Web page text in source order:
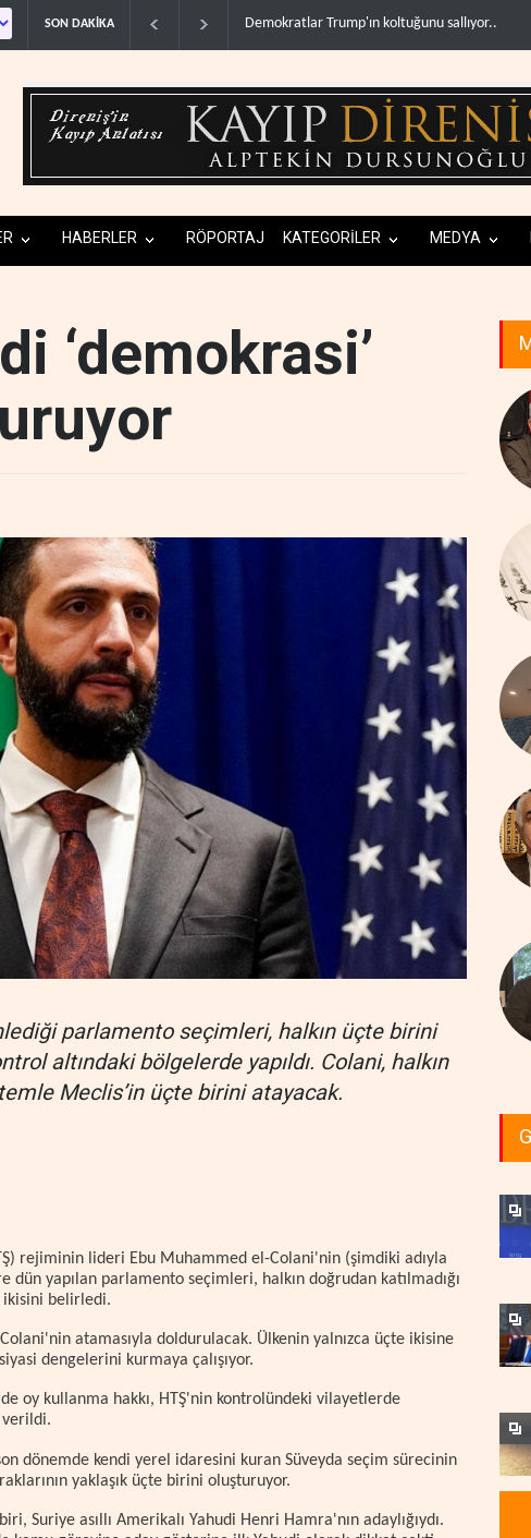
SON DAKİKA
Trump'ın koltuğunu sallıyor.. ABD'deki cephane sıkıntısı Trump ile Hegseth'i
HABERLER RÖPORTAJ KATEGORİLER MEDYA
‘demokrasi’
parlamento seçimleri, halkın üçte birini
altındaki bölgelerde yapıldı. Colani, halkın
Meclis’in üçte birini atayacak.
rejiminin lideri Ebu Muhammed el-Colani'nin (şimdiki adıyla
yapılan parlamento seçimleri, halkın doğrudan katılmadığı
ikisini belirledi.
atamasıyla doldurulacak. Ülkenin yalnızca üçte ikisine
dengelerini kurmaya çalışıyor.
oy kullanma hakkı, HTŞ'nin kontrolündeki vilayetlerde
verildi.
dönemde kendi yerel idaresini kuran Süveyda seçim sürecinin
yaklaşık üçte birini oluşturuyor.
Suriye asıllı Amerikalı Yahudi Henri Hamra'nın adaylığıydı.